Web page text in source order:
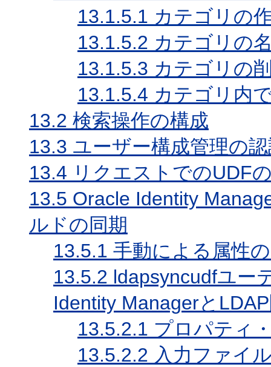
13.1.5.1 カテゴリの
13.1.5.2 カテゴリの
13.1.5.3 カテゴリの
13.1.5.4 カテゴリ内
13.2 検索操作の構成
13.3 ユーザー構成管理の
13.4 リクエストでのUDF
13.5 Oracle Identity
ルドの同期
13.5.1 手動による属性
13.5.2 ldapsyncudfユー
Identity Managerと
13.5.2.1 プロパティ
13.5.2.2 入力ファイ